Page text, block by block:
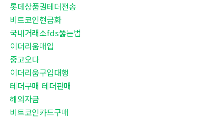
롯데상품권테더전송
비트코인현금화
국내거래소fds뚫는법
이더리움매입
중고오다
이더리움구입대행
테더구매 테더판매
해외자금
비트코인카드구매